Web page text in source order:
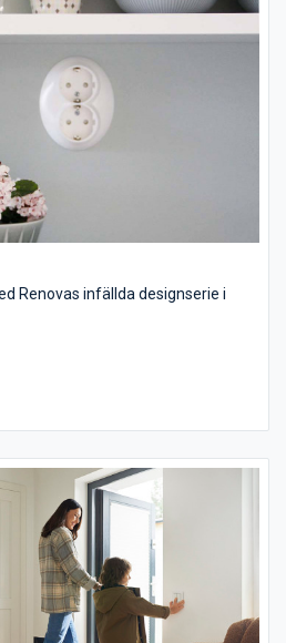
Renovas infällda designserie i
äldre miljöer men också för att
Med Renova kan du förnya
med stilenliga...